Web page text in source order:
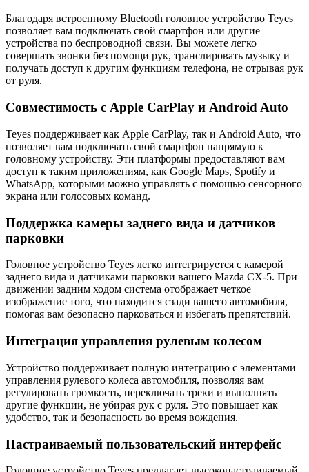
Благодаря встроенному Bluetooth головное устройство Teyes
позволяет вам подключать свой смартфон или другие
устройства по беспроводной связи. Вы можете легко
совершать звонки без помощи рук, транслировать музыку и
получать доступ к другим функциям телефона, не отрывая рук
от руля.
Совместимость с Apple CarPlay и Android Auto
Teyes поддерживает как Apple CarPlay, так и Android Auto, что
позволяет вам подключать свой смартфон напрямую к
головному устройству. Эти платформы предоставляют вам
доступ к таким приложениям, как Google Maps, Spotify и
WhatsApp, которыми можно управлять с помощью сенсорного
экрана или голосовых команд.
Поддержка камеры заднего вида и датчиков
парковки
Головное устройство Teyes легко интегрируется с камерой
заднего вида и датчиками парковки вашего Mazda CX-5. При
движении задним ходом система отображает четкое
изображение того, что находится сзади вашего автомобиля,
помогая вам безопасно парковаться и избегать препятствий.
Интеграция управления рулевым колесом
Устройство поддерживает полную интеграцию с элементами
управления рулевого колеса автомобиля, позволяя вам
регулировать громкость, переключать треки и выполнять
другие функции, не убирая рук с руля. Это повышает как
удобство, так и безопасность во время вождения.
Настраиваемый пользовательский интерфейс